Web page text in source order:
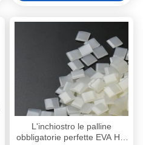
basato l'adesivo caldo della
L'inchiostro le palline
obbligatorie perfette EVA Hot